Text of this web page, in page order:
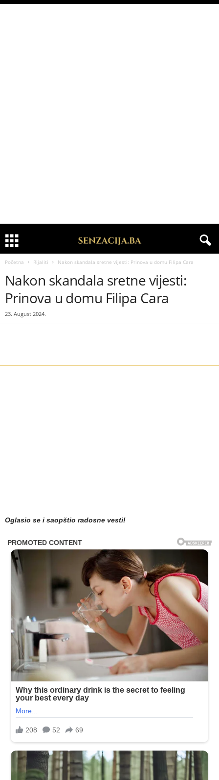
Početna Rijaliti Nakon skandala sretne vijesti: Prinova u domu Filipa Cara
Nakon skandala sretne vijesti:
Prinova u domu Filipa Cara
23. August 2024.
Oglasio se i saopštio radosne vesti!